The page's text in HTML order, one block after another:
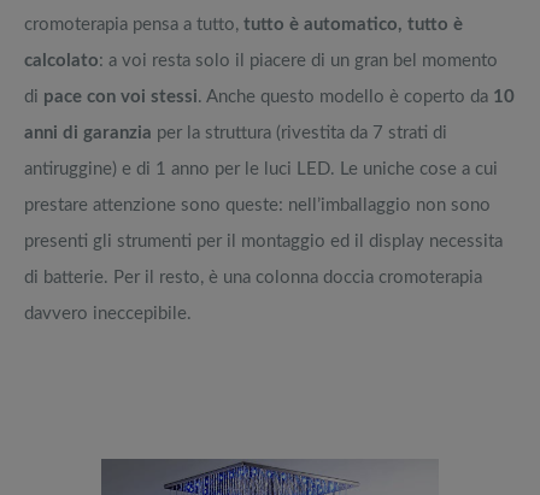
cromoterapia pensa a tutto, tutto è automatico, tutto è
calcolato: a voi resta solo il piacere di un gran bel momento
di pace con voi stessi. Anche questo modello è coperto da 10
anni di garanzia per la struttura (rivestita da 7 strati di
antiruggine) e di 1 anno per le luci LED. Le uniche cose a cui
prestare attenzione sono queste: nell’imballaggio non sono
presenti gli strumenti per il montaggio ed il display necessita
di batterie. Per il resto, è una colonna doccia cromoterapia
davvero ineccepibile.